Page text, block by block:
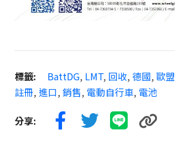
標籤: BattDG, LMT, 回收, 德國, 歐盟
註冊, 進口, 銷售, 電動自行車, 電池
分享: